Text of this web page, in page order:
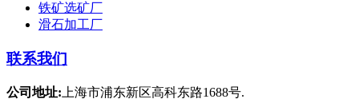
铁矿选矿厂
滑石加工厂
联系我们
公司地址: 上海市浦东新区高科东路1688号.